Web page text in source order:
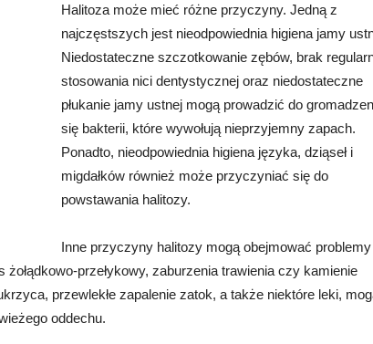
Halitoza może mieć różne przyczyny. Jedną z
najczęstszych jest nieodpowiednia higiena jamy
Niedostateczne szczotkowanie zębów, brak
stosowania nici dentystycznej oraz niedostateczne
płukanie jamy ustnej mogą prowadzić do
się bakterii, które wywołują nieprzyjemny zapach.
Ponadto, nieodpowiednia higiena języka, dziąseł i
migdałków również może przyczyniać się do
powstawania halitozy.
Inne przyczyny halitozy mogą obejmować
przełykowy, zaburzenia trawienia czy kamienie
przewlekłe zapalenie zatok, a także niektóre leki,
oddechu.